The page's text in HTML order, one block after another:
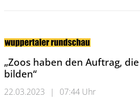
„Zoos haben den Auftrag,
bilden“
22.03.2023 | 07:44 Uhr